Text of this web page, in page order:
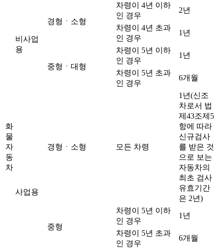
화
물
자
동
차
비사업
용
경형ㆍ소형
차령이 4년 이하
인 경우
2년
차령이 4년 초과
인 경우
1년
중형ㆍ대형
차령이 5년 이하
인 경우
1년
차령이 5년 초과
인 경우
6개월
사업용
경형ㆍ소형 모든 차령
1년(신조
차로서 법
제43조제5
항에 따라
신규검사
를 받은 것
으로 보는
자동차의
최초 검사
유효기간
은 2년)
중형
차령이 5년 이하
인 경우
1년
차령이 5년 초과
인 경우
6개월